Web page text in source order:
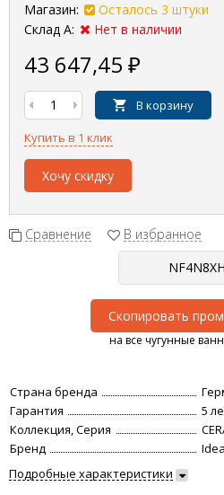
Магазин:
Осталось 3 штуки
Склад А:
Нет в наличии
43 647,45 ₽
В корзину
Купить в 1 клик
Хочу скидку
Сравнение В избранное
Скопировать
на все чугунные
Страна бренда
Гарантия
5
Коллекция, Серия
Бренд
Подробные характеристики